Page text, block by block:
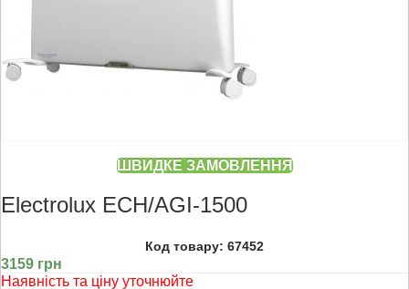
ШВИДКЕ ЗАМОВЛЕННЯ
Electrolux ECH/AGI-1500
Код товару: 67452
3159 грн
Наявність та ціну уточнюйте